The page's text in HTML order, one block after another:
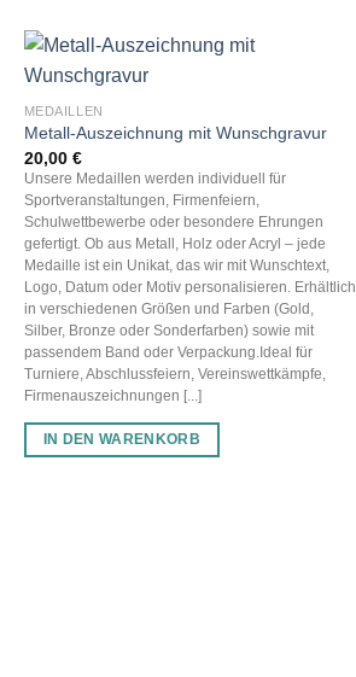
MEDAILLEN
Metall-Auszeichnung mit Wunschgravur
20,00 €
Unsere Medaillen werden individuell für
Sportveranstaltungen, Firmenfeiern,
Schulwettbewerbe oder besondere Ehrungen
gefertigt. Ob aus Metall, Holz oder Acryl – jede
Medaille ist ein Unikat, das wir mit Wunschtext,
Logo, Datum oder Motiv personalisieren. Erhältlich
in verschiedenen Größen und Farben (Gold,
Silber, Bronze oder Sonderfarben) sowie mit
passendem Band oder Verpackung.Ideal für
Turniere, Abschlussfeiern, Vereinswettkämpfe,
Firmenauszeichnungen [...]
IN DEN WARENKORB